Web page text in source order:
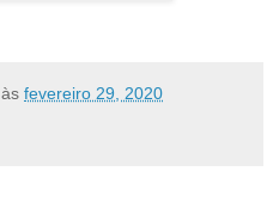
às fevereiro 29, 2020